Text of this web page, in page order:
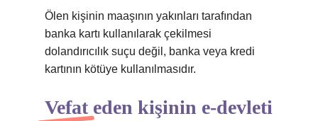
Ölen kişinin maaşının yakınları tarafından
banka kartı kullanılarak çekilmesi
dolandırıcılık suçu değil, banka veya kredi
kartının kötüye kullanılmasıdır.
Vefat eden kişinin e-devleti